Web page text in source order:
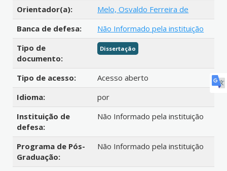
Orientador(a):
Melo, Osvaldo Ferreira de
Banca de defesa:
Não Informado pela instituição
Tipo de
documento:
Dissertação
Tipo de acesso:
Acesso aberto
Idioma:
por
Instituição de
defesa:
Não Informado pela instituição
Programa de Pós-
Graduação:
Não Informado pela instituição